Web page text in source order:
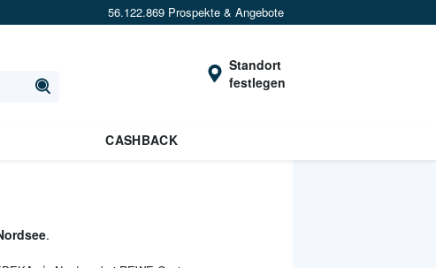
56.122.869 Prospekte & Angebote
Standort
festlegen
CASHBACK
.